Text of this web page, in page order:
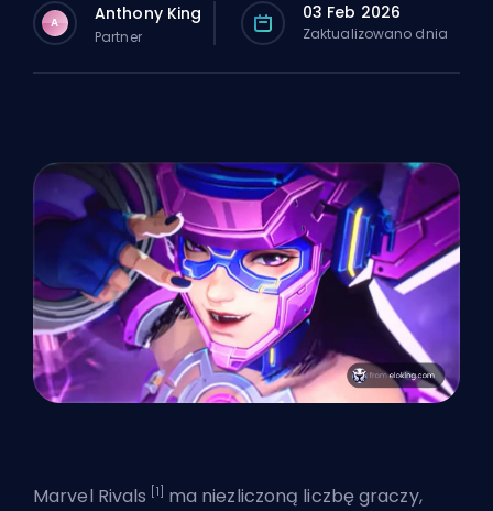
A Anthony King
Partner
03 Feb 2026
Zaktualizowano dnia
Marvel Rivals [1]
ma niezliczoną liczbę graczy,